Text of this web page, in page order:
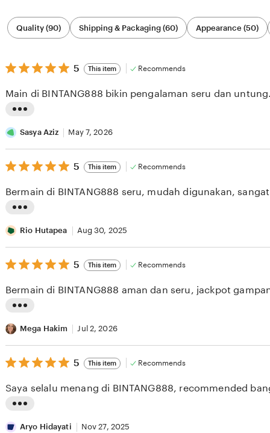
Filter
by
category
Quality (90) Shipping & Packaging (60) Appearance (50)
5
out
5
stars
5 This item Recommends
i
s
t
n
r
e
v
e
b
y
S
s
a
Main di BINTANG888 bikin pengalaman seru dan
Sasya Aziz May 7, 2026
5
out
5
stars
5 This item Recommends
i
s
t
n
r
e
v
e
b
Bermain di BINTANG888 seru, mudah digunakan,
Rio Hutapea Aug 30, 2025
5
out
5
stars
5 This item Recommends
i
s
t
n
r
Bermain di BINTANG888 aman dan seru, jackpot
Mega Hakim Jul 2, 2026
5
out
5
stars
5 This item Recommends
i
Saya selalu menang di BINTANG888, recommended
Aryo Hidayati Nov 27, 2025